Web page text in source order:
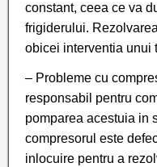
constant, ceea ce va
frigiderului.
obicei interventia unui
– Probleme cu
responsabil pentru
pomparea acestuia in
compresorul este
inlocuire pentru a